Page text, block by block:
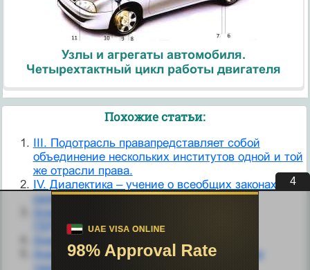
Узлы и агрегаты автомобиля.
Четырехтактный цикл работы двигателя
Похожие статьи:
III. Подотрасль правапредставляет собой
объединение нескольких институтов одной и той
же отрасли права.
IV. Диалектика – учение о всеобщих законах
развития
Александрова М. Д. О ЗАКОНАХ
ГЕРОНТОГЕНЕЗА
Анализ действия закона конкуренции
Аналитическое выражение первого закона
3